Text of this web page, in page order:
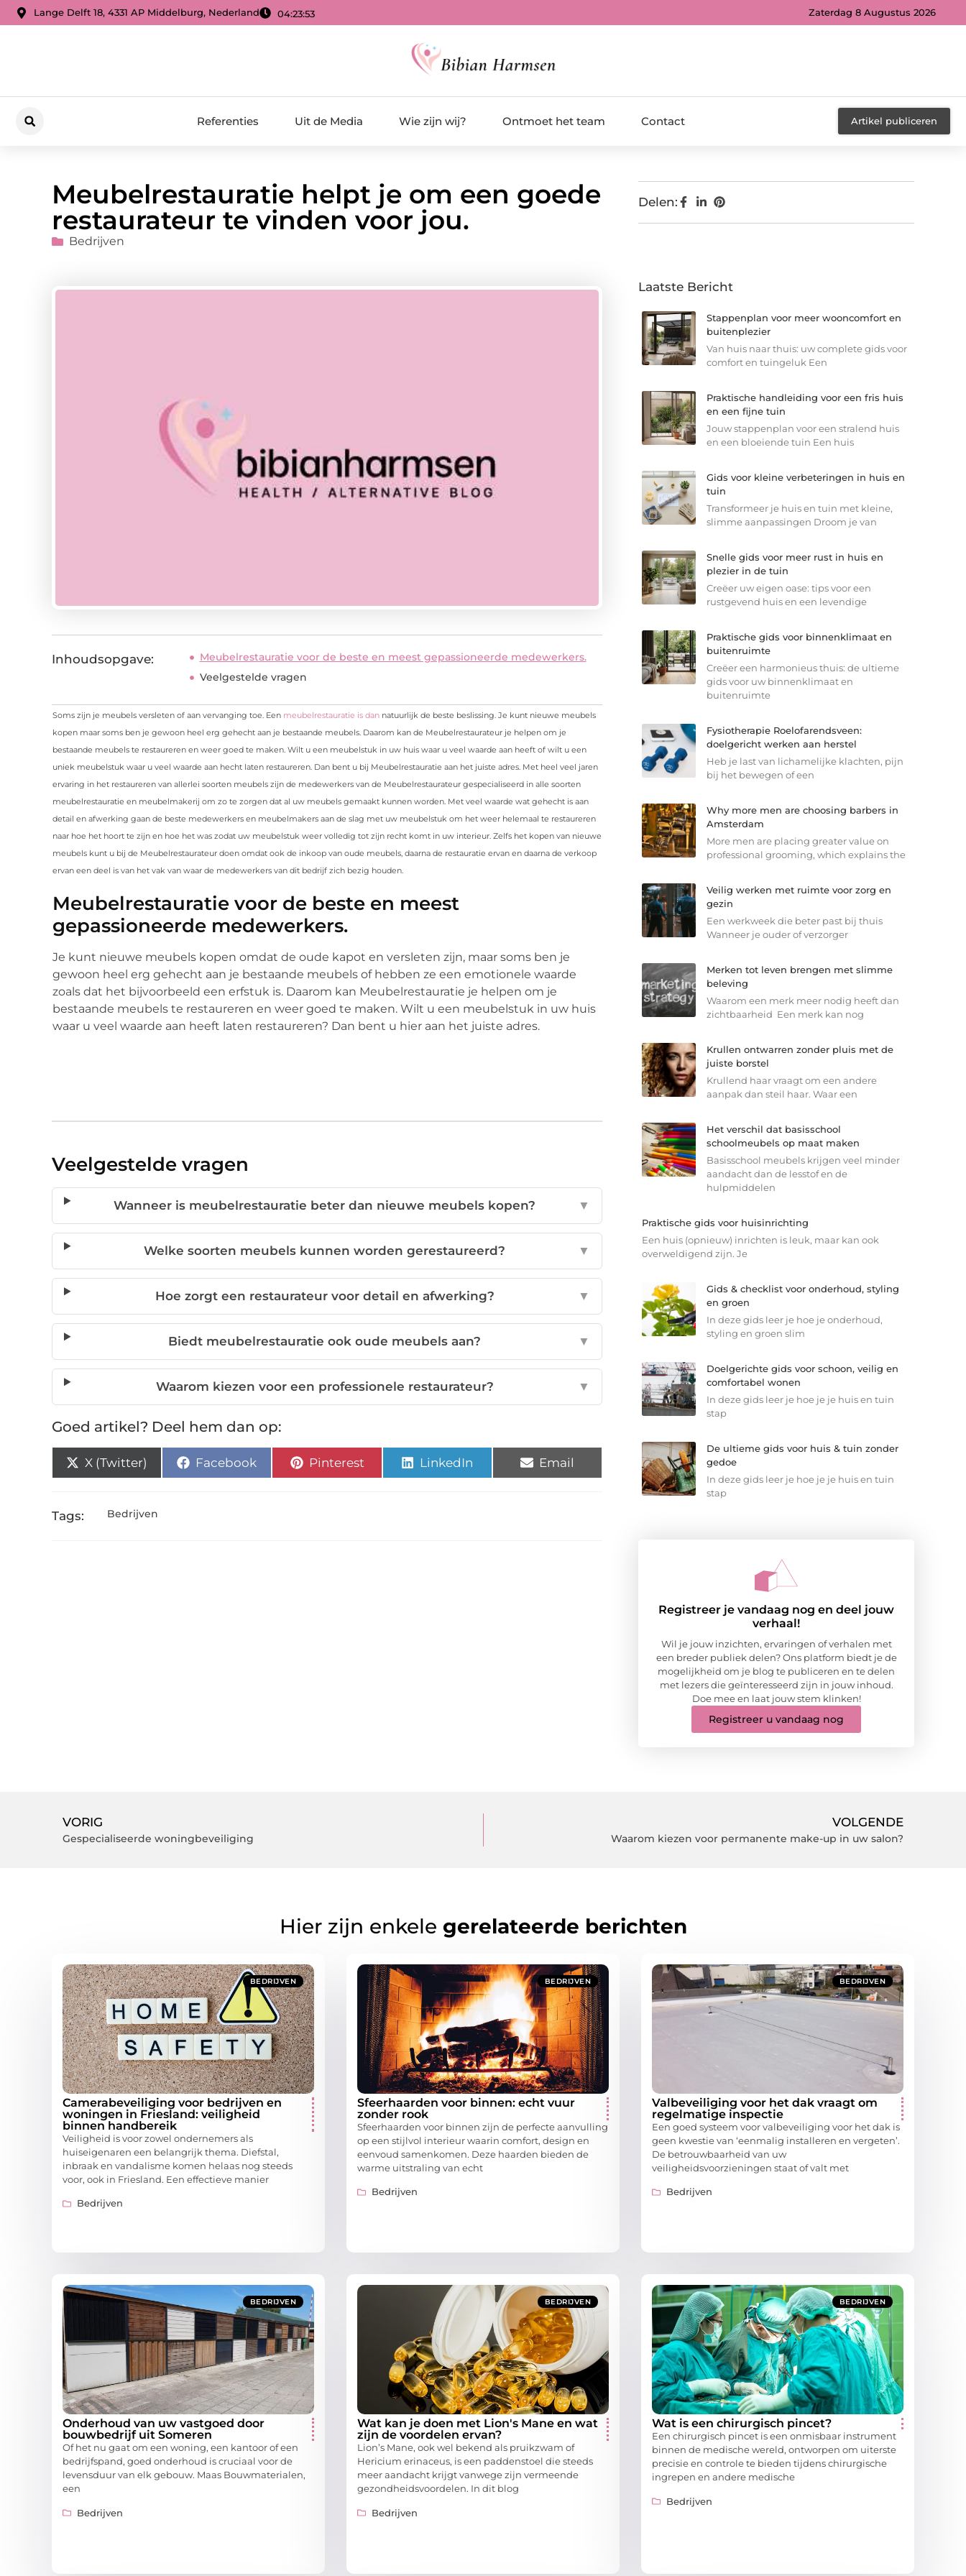
Lange Delft 18, 4331 AP Middelburg, Nederland 04:23:54 Zaterdag 8 Augustus 2026
Referenties Uit de Media Wie zijn wij? Ontmoet het team Contact Artikel publiceren
Meubelrestauratie helpt je om een goede
restaurateur te vinden voor jou.
Bedrijven
Inhoudsopgave:
Meubelrestauratie voor de beste en meest gepassioneerde medewerkers.
Veelgestelde vragen
Soms zijn je meubels versleten of aan vervanging toe. Een meubelrestauratie is dan natuurlijk de beste beslissing. Je kunt nieuwe meubels
kopen maar soms ben je gewoon heel erg gehecht aan je bestaande meubels. Daarom kan de Meubelrestaurateur je helpen om je
bestaande meubels te restaureren en weer goed te maken. Wilt u een meubelstuk in uw huis waar u veel waarde aan heeft of wilt u een
uniek meubelstuk waar u veel waarde aan hecht laten restaureren. Dan bent u bij Meubelrestauratie aan het juiste adres. Met heel veel jaren
ervaring in het restaureren van allerlei soorten meubels zijn de medewerkers van de Meubelrestaurateur gespecialiseerd in alle soorten
meubelrestauratie en meubelmakerij om zo te zorgen dat al uw meubels gemaakt kunnen worden. Met veel waarde wat gehecht is aan
detail en afwerking gaan de beste medewerkers en meubelmakers aan de slag met uw meubelstuk om het weer helemaal te restaureren
naar hoe het hoort te zijn en hoe het was zodat uw meubelstuk weer volledig tot zijn recht komt in uw interieur. Zelfs het kopen van nieuwe
meubels kunt u bij de Meubelrestaurateur doen omdat ook de inkoop van oude meubels, daarna de restauratie ervan en daarna de verkoop
ervan een deel is van het vak van waar de medewerkers van dit bedrijf zich bezig houden.
Meubelrestauratie voor de beste en meest
gepassioneerde medewerkers.
Je kunt nieuwe meubels kopen omdat de oude kapot en versleten zijn, maar soms ben je
gewoon heel erg gehecht aan je bestaande meubels of hebben ze een emotionele waarde
zoals dat het bijvoorbeeld een erfstuk is. Daarom kan Meubelrestauratie je helpen om je
bestaande meubels te restaureren en weer goed te maken. Wilt u een meubelstuk in uw huis
waar u veel waarde aan heeft laten restaureren? Dan bent u hier aan het juiste adres.
Veelgestelde vragen
Wanneer is meubelrestauratie beter dan nieuwe meubels kopen? ▼
Welke soorten meubels kunnen worden gerestaureerd? ▼
Hoe zorgt een restaurateur voor detail en afwerking? ▼
Biedt meubelrestauratie ook oude meubels aan? ▼
Waarom kiezen voor een professionele restaurateur? ▼
Goed artikel? Deel hem dan op:
X (Twitter) Facebook Pinterest LinkedIn Email
Tags: Bedrijven
Delen:
Laatste Bericht
Stappenplan voor meer wooncomfort en
buitenplezier
Van huis naar thuis: uw complete gids voor
comfort en tuingeluk Een
Praktische handleiding voor een fris huis
en een fijne tuin
Jouw stappenplan voor een stralend huis
en een bloeiende tuin Een huis
Gids voor kleine verbeteringen in huis en
tuin
Transformeer je huis en tuin met kleine,
slimme aanpassingen Droom je van
Snelle gids voor meer rust in huis en
plezier in de tuin
Creëer uw eigen oase: tips voor een
rustgevend huis en een levendige
Praktische gids voor binnenklimaat en
buitenruimte
Creëer een harmonieus thuis: de ultieme
gids voor uw binnenklimaat en
buitenruimte
Fysiotherapie Roelofarendsveen:
doelgericht werken aan herstel
Heb je last van lichamelijke klachten, pijn
bij het bewegen of een
Why more men are choosing barbers in
Amsterdam
More men are placing greater value on
professional grooming, which explains the
Veilig werken met ruimte voor zorg en
gezin
Een werkweek die beter past bij thuis
Wanneer je ouder of verzorger
Merken tot leven brengen met slimme
beleving
Waarom een merk meer nodig heeft dan
zichtbaarheid Een merk kan nog
Krullen ontwarren zonder pluis met de
juiste borstel
Krullend haar vraagt om een andere
aanpak dan steil haar. Waar een
Het verschil dat basisschool
schoolmeubels op maat maken
Basisschool meubels krijgen veel minder
aandacht dan de lesstof en de
hulpmiddelen
Praktische gids voor huisinrichting
Een huis (opnieuw) inrichten is leuk, maar kan ook
overweldigend zijn. Je
Gids & checklist voor onderhoud, styling
en groen
In deze gids leer je hoe je onderhoud,
styling en groen slim
Doelgerichte gids voor schoon, veilig en
comfortabel wonen
In deze gids leer je hoe je je huis en tuin
stap
De ultieme gids voor huis & tuin zonder
gedoe
In deze gids leer je hoe je je huis en tuin
stap
Registreer je vandaag nog en deel jouw
verhaal!
Wil je jouw inzichten, ervaringen of verhalen met
een breder publiek delen? Ons platform biedt je de
mogelijkheid om je blog te publiceren en te delen
met lezers die geïnteresseerd zijn in jouw inhoud.
Doe mee en laat jouw stem klinken!
Registreer u vandaag nog
VORIG
Gespecialiseerde woningbeveiliging
VOLGENDE
Waarom kiezen voor permanente make-up in uw salon?
Hier zijn enkele gerelateerde berichten
BEDRIJVEN
Camerabeveiliging voor bedrijven en
woningen in Friesland: veiligheid
binnen handbereik
Veiligheid is voor zowel ondernemers als
huiseigenaren een belangrijk thema. Diefstal,
inbraak en vandalisme komen helaas nog steeds
voor, ook in Friesland. Een effectieve manier
Bedrijven
BEDRIJVEN
Sfeerhaarden voor binnen: echt vuur
zonder rook
Sfeerhaarden voor binnen zijn de perfecte aanvulling
op een stijlvol interieur waarin comfort, design en
eenvoud samenkomen. Deze haarden bieden de
warme uitstraling van echt
Bedrijven
BEDRIJVEN
Valbeveiliging voor het dak vraagt om
regelmatige inspectie
Een goed systeem voor valbeveiliging voor het dak is
geen kwestie van ‘eenmalig installeren en vergeten’.
De betrouwbaarheid van uw
veiligheidsvoorzieningen staat of valt met
Bedrijven
BEDRIJVEN
Onderhoud van uw vastgoed door
bouwbedrijf uit Someren
Of het nu gaat om een woning, een kantoor of een
bedrijfspand, goed onderhoud is cruciaal voor de
levensduur van elk gebouw. Maas Bouwmaterialen,
een
Bedrijven
BEDRIJVEN
Wat kan je doen met Lion's Mane en wat
zijn de voordelen ervan?
Lion’s Mane, ook wel bekend als pruikzwam of
Hericium erinaceus, is een paddenstoel die steeds
meer aandacht krijgt vanwege zijn vermeende
gezondheidsvoordelen. In dit blog
Bedrijven
BEDRIJVEN
Wat is een chirurgisch pincet?
Een chirurgisch pincet is een onmisbaar instrument
binnen de medische wereld, ontworpen om uiterste
precisie en controle te bieden tijdens chirurgische
ingrepen en andere medische
Bedrijven